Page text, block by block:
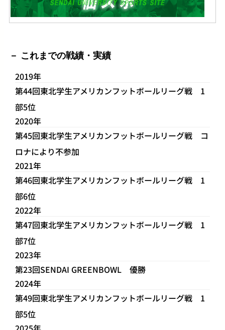
これまでの戦績・実績
2019年
第44回東北学生アメリカンフットボールリーグ戦 1
部5位
2020年
第45回東北学生アメリカンフットボールリーグ戦 コ
ロナにより不参加
2021​年
第46回東北学生アメリカンフットボールリーグ戦 1
部6位
2022​年
第47回東北学生アメリカンフットボールリーグ戦 1
部7位
2023年
第23回SENDAI GREENBOWL 優勝
2024年
第49回東北学生アメリカンフットボールリーグ戦 1
部5位